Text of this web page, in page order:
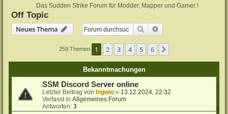
Das Sudden Strike Forum für Modder, Mapper und Gamer !
Off Topic
Neues Thema
Suche
259 Themen 1 2 3 4 5 6
Bekanntmachungen
SSM Discord Server online
Letzter Beitrag von Ingwio « 13.12.2024, 22:32
Verfasst inAllgemeines Forum
Antworten:3